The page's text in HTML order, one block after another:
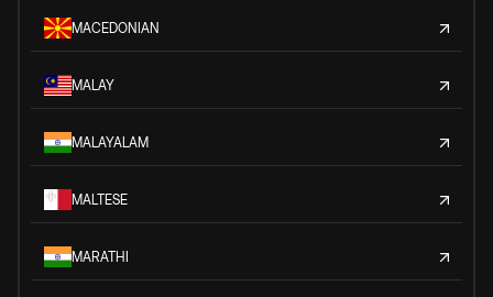
MACEDONIAN
MALAY
MALAYALAM
MALTESE
MARATHI